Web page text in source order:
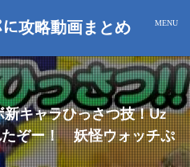
攻略動画まとめ
キャラひっさつ技！Uz
たぞー！ 妖怪ウォッチぷ